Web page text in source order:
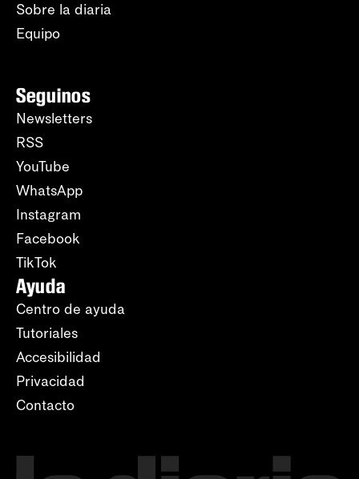
Sobre la diaria
Equipo
Seguinos
Newsletters
RSS
YouTube
WhatsApp
Instagram
Facebook
TikTok
Ayuda
Centro de ayuda
Tutoriales
Accesibilidad
Privacidad
Contacto